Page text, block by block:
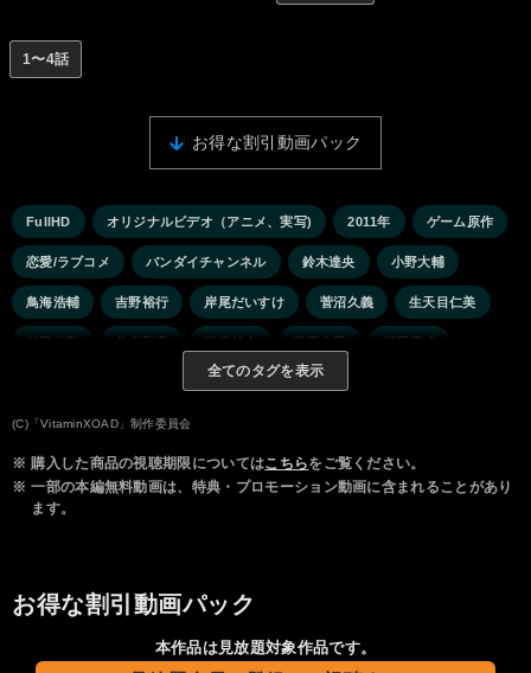
1〜4話
お得な割引動画パック
FullHD オリジナルビデオ（アニメ、実写) 2011年 ゲーム原作
恋愛/ラブコメ バンダイチャンネル 鈴木達央 小野大輔
鳥海浩輔 吉野裕行 岸尾だいすけ 菅沼久義 生天目仁美
杉田智和 井上和彦 三宅健太 宮田幸季 織田優成
全てのタグを表示
(C)「VitaminXOAD」制作委員会
※ 購入した商品の視聴期限についてはこちらをご覧ください。
※ 一部の本編無料動画は、特典・プロモーション動画に含まれることがあり
ます。
お得な割引動画パック
本作品は見放題対象作品です。